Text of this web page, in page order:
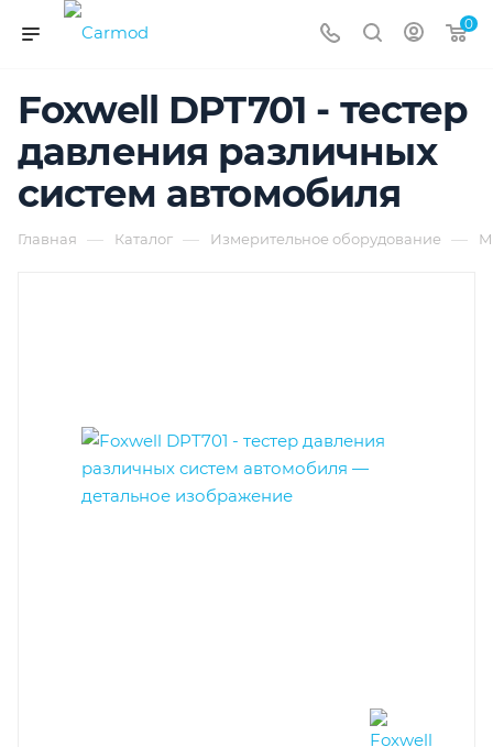
0
Foxwell DPT701 - тестер
давления различных
систем автомобиля
Главная — Каталог — Измерительное оборудование —